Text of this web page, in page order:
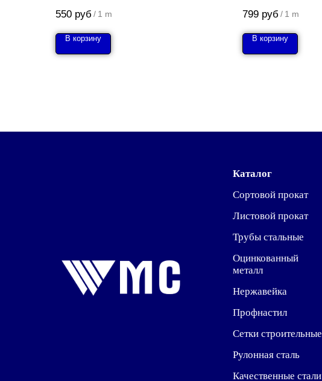
550 руб / 1 m
В корзину
799 руб / 1 m
В корзину
Каталог
Сортовой прокат
Листовой прокат
Трубы стальные
Оцинкованный
металл
Нержавейка
Профнастил
Сетки строительные
Рулонная сталь
Качественные стали